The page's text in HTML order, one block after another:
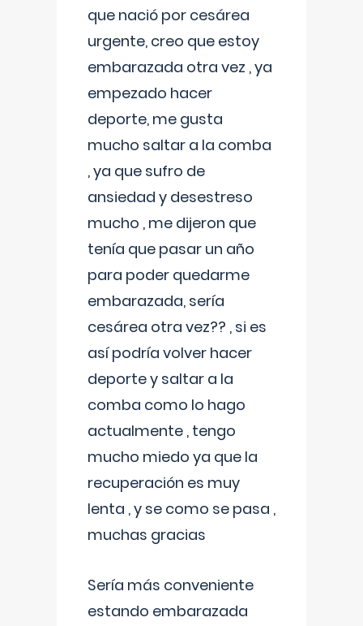
que nació por cesárea
urgente, creo que estoy
embarazada otra vez , ya
empezado hacer
deporte, me gusta
mucho saltar a la comba
, ya que sufro de
ansiedad y desestreso
mucho , me dijeron que
tenía que pasar un año
para poder quedarme
embarazada, sería
cesárea otra vez?? , si es
así podría volver hacer
deporte y saltar a la
comba como lo hago
actualmente , tengo
mucho miedo ya que la
recuperación es muy
lenta , y se como se pasa ,
muchas gracias
Sería más conveniente
estando embarazada